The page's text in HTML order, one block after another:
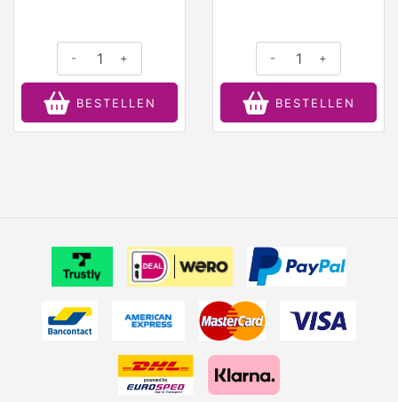
- +
BESTELLEN
- +
BESTELLEN